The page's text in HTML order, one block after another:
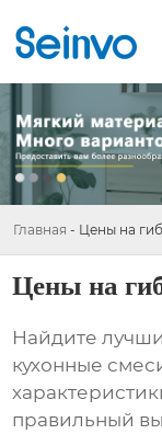
Главная - Цены на
Цены на
Найдите
кухонные
правильный